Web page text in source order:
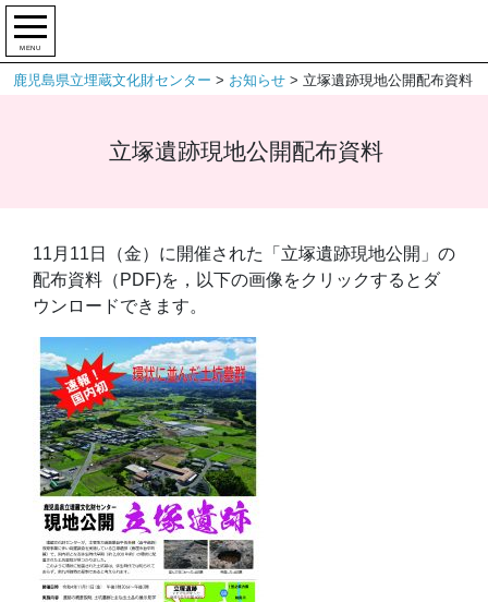
MENU
鹿児島県立埋蔵文化財センター > お知らせ > 立塚遺跡現地公開配布資料
立塚遺跡現地公開配布資料
11月11日（金）に開催された「立塚遺跡現地公開」の
配布資料（PDF)を，以下の画像をクリックするとダ
ウンロードできます。